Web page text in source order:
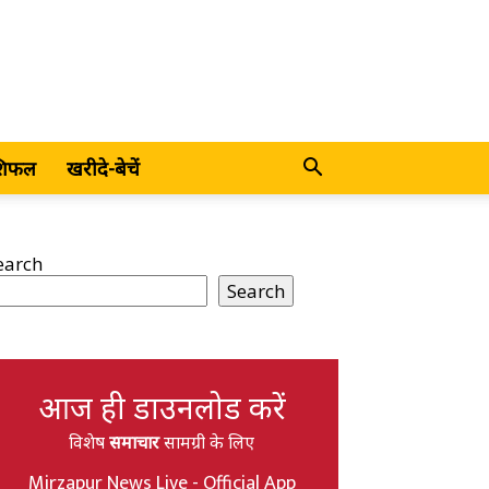
खरीदे-बेचें
Search
आज ही डाउनलोड करें
विशेषसमाचारसामग्री के लिए